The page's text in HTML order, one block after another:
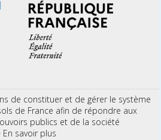
de constituer et de gérer le système
de France afin de répondre aux
publics et de la société
En savoir plus